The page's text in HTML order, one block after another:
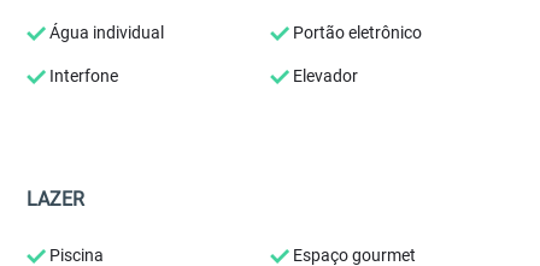
Água individual Portão eletrônico
Interfone Elevador
LAZER
Piscina Espaço gourmet